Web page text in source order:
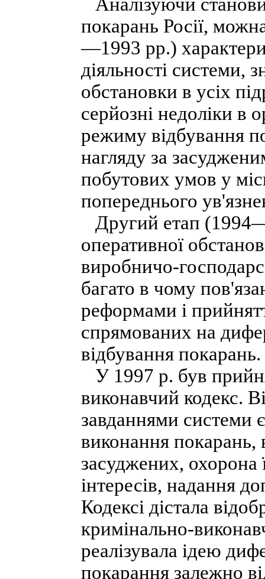
покарань Росії,
—1993 рр.)
діяльності системи,
обстановки в усіх
серйозні недоліки в
режиму відбування
нагляду за
побутових умов у
попереднього
Другий етап
оперативної
виробничо-
багато в чому
реформами і
спрямованих на
відбування покарань.
У 1997 р. був
виконавчий кодекс.
завданнями системи
виконання покарань,
засуджених, охорона
інтересів, надання
Кодексі дістала
кримінально-
реалізувала ідею
покарання залежно